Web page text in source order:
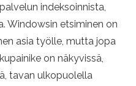
indeksoinnista,
Windowsin etsiminen on
asia työlle, mutta jopa
on näkyvissä,
tavan ulkopuolella